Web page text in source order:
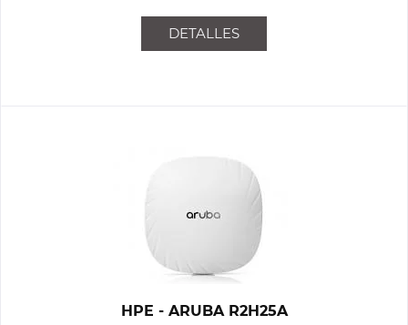
DETALLES
HPE - ARUBA R2H25A